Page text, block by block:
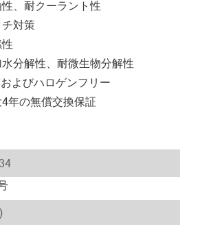
、耐クーラント性
チ対策
分解性、耐微生物分解性
よびハロゲンフリー
年の無償交換保証